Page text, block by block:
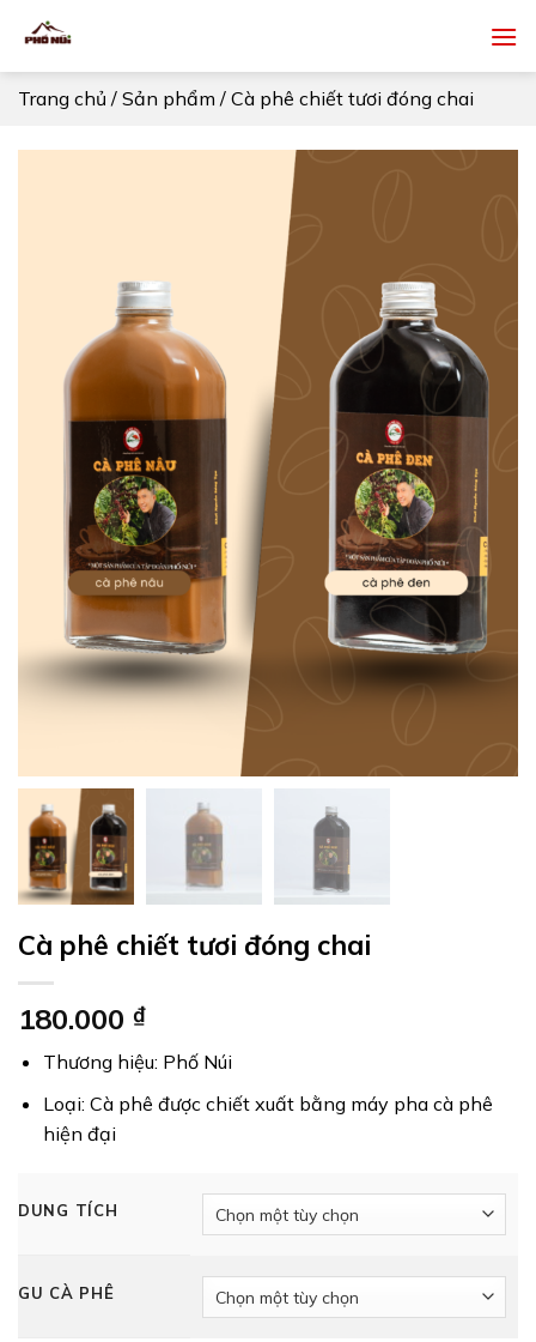
content
Trang chủ / Sản phẩm / Cà phê chiết tươi đóng chai
Cà phê chiết tươi đóng chai
180.000 ₫
Thương hiệu: Phố Núi
Loại: Cà phê được chiết xuất bằng máy pha cà phê
hiện đại
DUNG TÍCH
GU CÀ PHÊ